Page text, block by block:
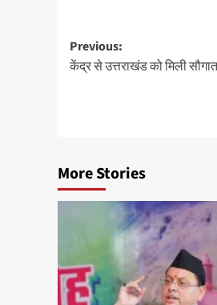
Post
navigation
Previous:
केंद्र से उत्तराखंड को मिली
More Stories